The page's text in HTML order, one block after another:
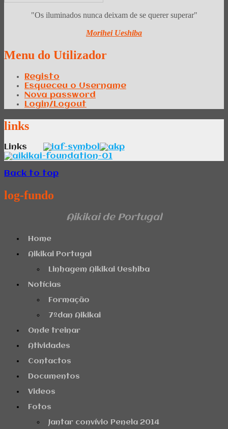
"Os iluminados nunca deixam de se querer superar"
Morihei Ueshiba
Menu do Utilizador
Registo
Esqueceu o Username
Nova password
Login/Logout
links
Links
Back to top
log-fundo
Aikikai de Portugal
Home
Aikikai Portugal
Linhagem Aikikai Ueshiba
Notícias
Formação
7ºdan Aikikai
Onde treinar
Atividades
Contactos
Documentos
Videos
Fotos
Jantar convívio Penela 2014